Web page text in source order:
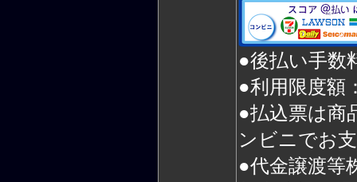
●後払い手数
●利用限度額
●払込票は商
ンビニでお
●代金譲渡等